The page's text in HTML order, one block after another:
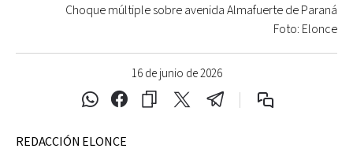
16 de junio de 2026
Choque múltiple sobre avenida Almafuerte de Paraná
Foto: Elonce
REDACCIÓN ELONCE